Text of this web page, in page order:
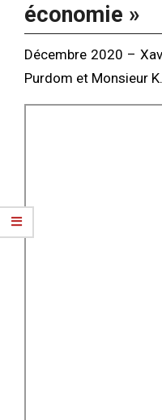
économie »
Décembre 2020 –
Purdom et Monsieur K.